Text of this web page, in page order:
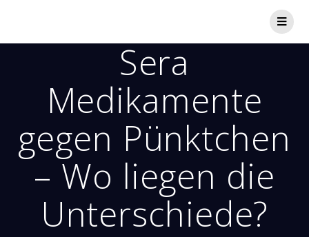
Sera
Medikamente
gegen Pünktchen
– Wo liegen die
Unterschiede?